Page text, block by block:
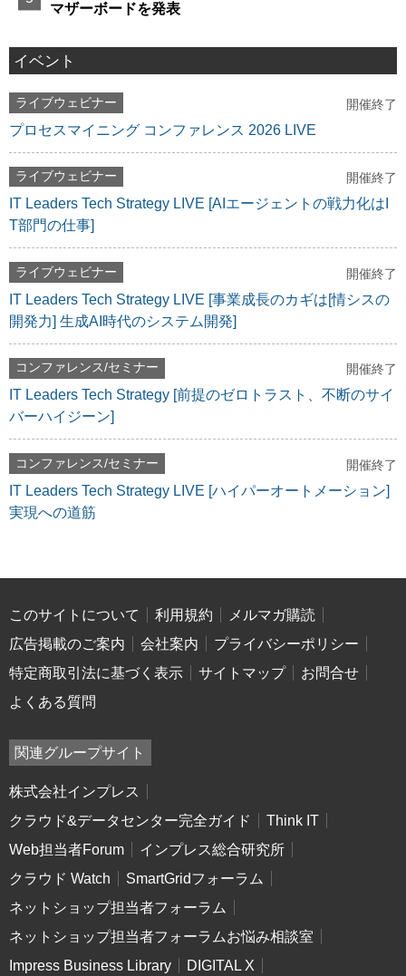
マザーボードを発表
イベント
ライブウェビナー 開催終了
プロセスマイニング コンファレンス 2026 LIVE
ライブウェビナー 開催終了
IT Leaders Tech Strategy LIVE [AIエージェントの戦力化はI
T部門の仕事]
ライブウェビナー 開催終了
IT Leaders Tech Strategy LIVE [事業成長のカギは[情シスの
開発力] 生成AI時代のシステム開発]
コンファレンス/セミナー 開催終了
IT Leaders Tech Strategy [前提のゼロトラスト、不断のサイ
バーハイジーン]
コンファレンス/セミナー 開催終了
IT Leaders Tech Strategy LIVE [ハイパーオートメーション]
実現への道筋
このサイトについて 利用規約
メルマガ購読
広告掲載のご案内
会社案内
プライバシーポリシー
特定商取引法に基づく表示
サイトマップ
お問合せ
よくある質問
関連グループサイト
株式会社インプレス
クラウド&データセンター完全ガイド
Think IT
Web担当者Forum
インプレス総合研究所
クラウド Watch
SmartGridフォーラム
ネットショップ担当者フォーラム
ネットショップ担当者フォーラムお悩み相談室
Impress Business Library
DIGITAL X